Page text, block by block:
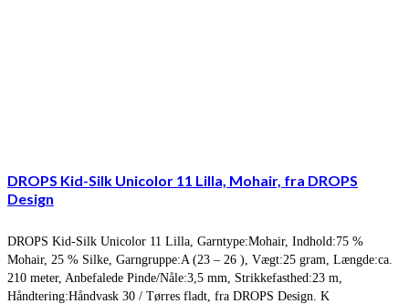
DROPS Kid-Silk Unicolor 11 Lilla, Mohair, fra DROPS
Design
DROPS Kid-Silk Unicolor 11 Lilla, Garntype:Mohair, Indhold:75 %
Mohair, 25 % Silke, Garngruppe:A (23 – 26 ), Vægt:25 gram, Længde:ca.
210 meter, Anbefalede Pinde/Nåle:3,5 mm, Strikkefasthed:23 m,
Håndtering:Håndvask 30 / Tørres fladt, fra DROPS Design. K